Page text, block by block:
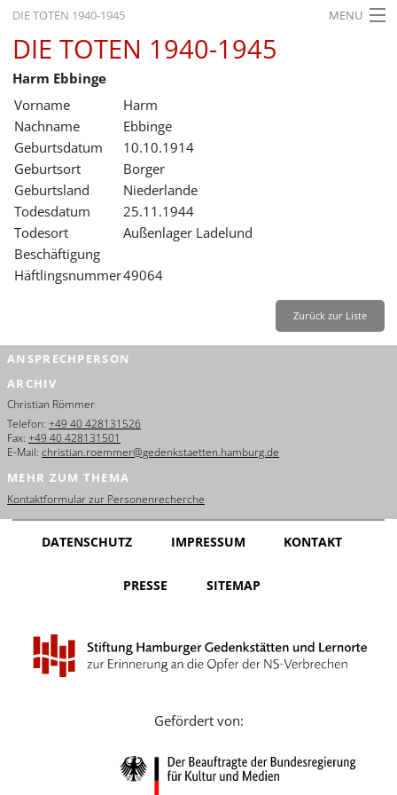
DIE TOTEN 1940-1945 MENU
STARTSEITE
AKTUELLES
AUSSTELLUNGEN
GESCHICHTE
BILDUNG
FORSCHUNG
SERVICE
Français
Dansk
Español
Nederlands
Português
Русский
Leichte Sprache
DIE TOTEN 1940-1945
Harm Ebbinge
Vorname
Harm
Nachname
Ebbinge
Geburtsdatum
10.10.1914
Geburtsort
Borger
Geburtsland
Niederlande
Todesdatum
25.11.1944
Todesort
Außenlager Ladelund
Beschäftigung
Häftlingsnummer49064
Zurück zur Liste
ANSPRECHPERSON
ARCHIV
Christian Römmer
Telefon: +49 40 428131526
Fax: +49 40 428131501
E-Mail: christian.roemmer@gedenkstaetten.hamburg.de
MEHR ZUM THEMA
Kontaktformular zur Personenrecherche
DATENSCHUTZ IMPRESSUM KONTAKT
PRESSE SITEMAP
Gefördert von: